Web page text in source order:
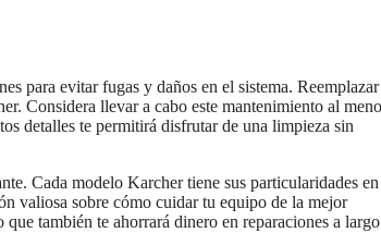
para evitar fugas y daños en el sistema. Reemplazar
Considera llevar a cabo este mantenimiento al
detalles te permitirá disfrutar de una limpieza sin
Cada modelo Karcher tiene sus particularidades en
valiosa sobre cómo cuidar tu equipo de la mejor
también te ahorrará dinero en reparaciones a largo